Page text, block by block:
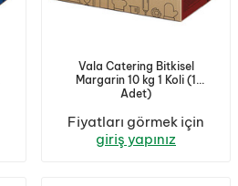
Vala Catering Bitkisel
Margarin 10 kg 1 Koli (1
Adet)
Fiyatları görmek için
giriş yapınız